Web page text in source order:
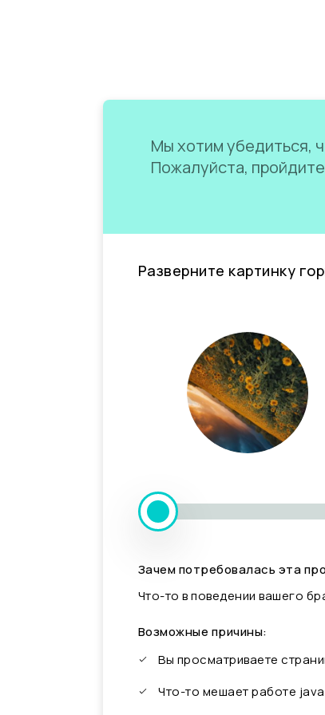
Мы хотим убедиться,
Пожалуйста,
Разверните картинку
Зачем потребовалась эта
Что-то в поведении вашего
Возможные причины:
Вы просматриваете
Что-то мешает работе